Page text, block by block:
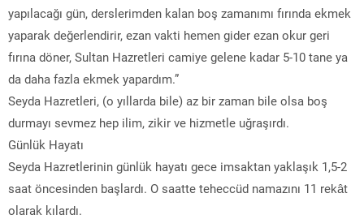
yapılacağı gün, derslerimden kalan boş zamanımı fırında ekmek
yaparak değerlendirir, ezan vakti hemen gider ezan okur geri
fırına döner, Sultan Hazretleri camiye gelene kadar 5-10 tane ya
da daha fazla ekmek yapardım.”
Seyda Hazretleri, (o yıllarda bile) az bir zaman bile olsa boş
durmayı sevmez hep ilim, zikir ve hizmetle uğraşırdı.
Günlük Hayatı
Seyda Hazretlerinin günlük hayatı gece imsaktan yaklaşık 1,5-2
saat öncesinden başlardı. O saatte teheccüd namazını 11 rekât
olarak kılardı.